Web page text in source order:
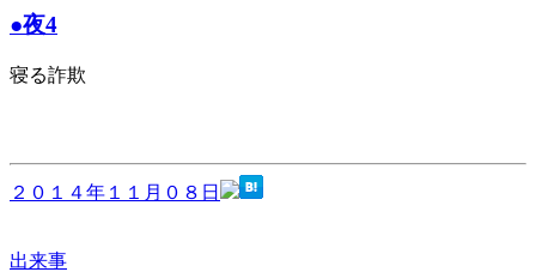
●夜4
寝る詐欺
２０１４年１１月０８日
出来事